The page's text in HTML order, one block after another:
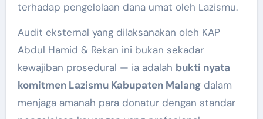
terhadap pengelolaan dana umat oleh Lazismu.
Audit eksternal yang dilaksanakan oleh KAP
Abdul Hamid & Rekan ini bukan sekadar
kewajiban prosedural — ia adalah bukti nyata
komitmen Lazismu Kabupaten Malangdalam
menjaga amanah para donatur dengan standar